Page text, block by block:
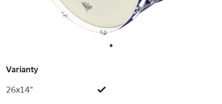
1
Varianty
26x14"